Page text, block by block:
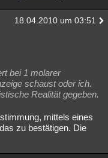
18.04.2010 um 03:51
bei 1 molarer
schaust oder ich.
Realität gegeben.
mittels eines
zu bestätigen. Die